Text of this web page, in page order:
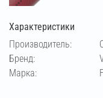
Характеристики
Производитель:
Бренд:
Марка: